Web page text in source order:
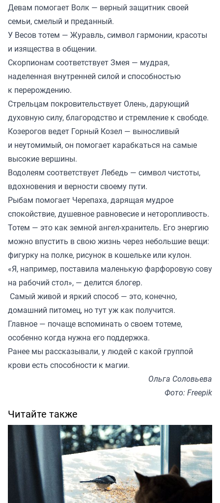
Девам помогает Волк — верный защитник своей
семьи, смелый и преданный.
У Весов тотем — Журавль, символ гармонии, красоты
и изящества в общении.
Скорпионам соответствует Змея — мудрая,
наделенная внутренней силой и способностью
к перерождению.
Стрельцам покровительствует Олень, дарующий
духовную силу, благородство и стремление к свободе.
Козерогов ведет Горный Козел — выносливый
и неутомимый, он помогает карабкаться на самые
высокие вершины.
Водолеям соответствует Лебедь — символ чистоты,
вдохновения и верности своему пути.
Рыбам помогает Черепаха, дарящая мудрое
спокойствие, душевное равновесие и неторопливость.
Тотем — это как земной ангел-хранитель. Его энергию
можно впустить в свою жизнь через небольшие вещи:
фигурку на полке, рисунок в кошельке или кулон.
«Я, например, поставила маленькую фарфоровую сову
на рабочий стол», — делится блогер.
Самый живой и яркий способ — это, конечно,
домашний питомец, но тут уж как получится.
Главное — почаще вспоминать о своем тотеме,
особенно когда нужна его поддержка.
Ранее мы рассказывали, у людей с какой группой
крови есть способности к магии.
Ольга Соловьева
Фото: Freepik
Читайте также